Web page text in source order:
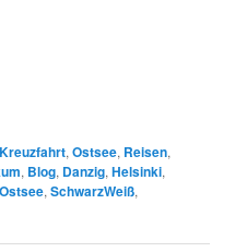
Kreuzfahrt,Ostsee, Reisen,
, Blog, Danzig,Helsinki,
Ostsee,SchwarzWeiß,